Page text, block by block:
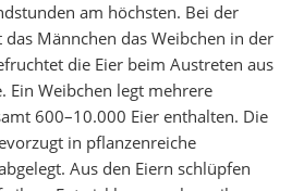
am höchsten. Bei der
Männchen das Weibchen in der
die Eier beim Austreten aus
Ein Weibchen legt mehrere
600–10.000 Eier enthalten. Die
in pflanzenreiche
Aus den Eiern schlüpfen